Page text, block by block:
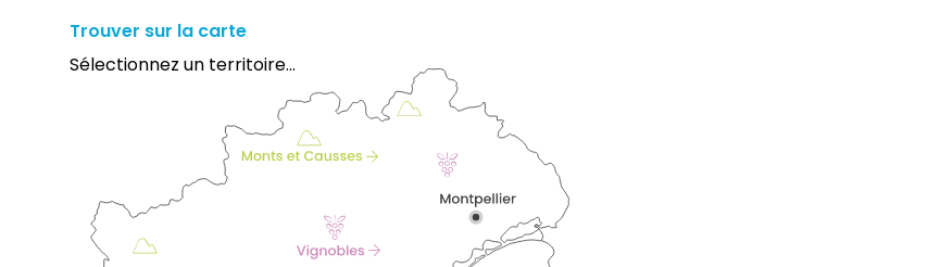
Trouver sur la carte
Sélectionnez un territoire...